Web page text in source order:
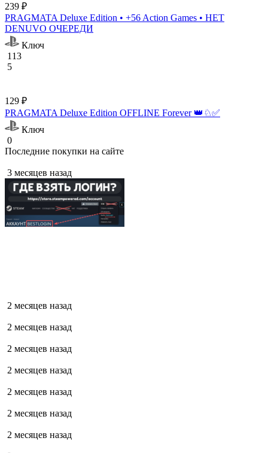
239 ₽
PRAGMATA Deluxe Edition • +56 Action Games • НЕТ
DENUVO ОЧЕРЕДИ
Ключ
113
5
129 ₽
PRAGMATA Deluxe Edition OFFLINE Forever 👑♘✅
Ключ
0
Последние покупки на сайте
3 месяцев назад
2 месяцев назад
2 месяцев назад
2 месяцев назад
2 месяцев назад
2 месяцев назад
2 месяцев назад
2 месяцев назад